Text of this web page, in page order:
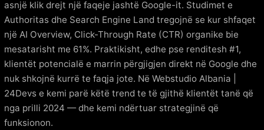
asnjë klik drejt një faqeje jashtë Google-it. Studimet e
Authoritas dhe Search Engine Land tregojnë se kur shfaqet
një AI Overview, Click-Through Rate (CTR) organike bie
mesatarisht me 61%. Praktikisht, edhe pse renditesh #1,
klientët potencialë e marrin përgjigjen direkt në Google dhe
nuk shkojnë kurrë te faqja jote. Në Webstudio Albania |
24Devs e kemi parë këtë trend te të gjithë klientët tanë që
nga prilli 2024 — dhe kemi ndërtuar strategjinë që
funksionon.